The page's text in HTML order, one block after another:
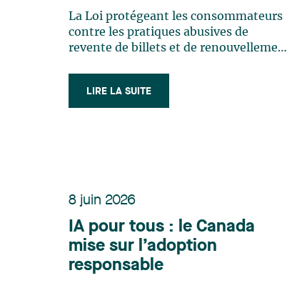
commerçants
La Loi protégeant les consommateurs
contre les pratiques abusives de
revente de billets et de renouvellement
« PL-10 ») a été adoptée le 11 juin 2026
et sanctionnée le 12 juin 2026. La Loi
LIRE LA SUITE
8 juin 2026
IA pour tous : le Canada
mise sur l’adoption
responsable